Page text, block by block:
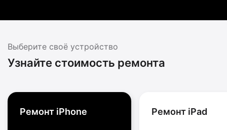
Выберите своё устройство
Узнайте стоимость ремонта
Ремонт iPhone Ремонт iPad